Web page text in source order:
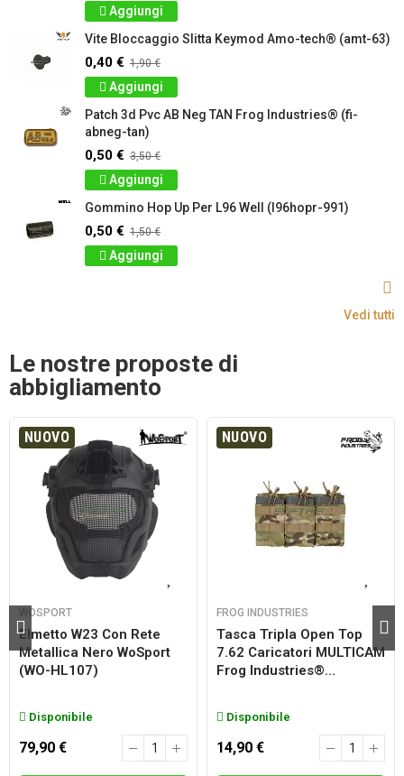
Aggiungi
Vite Bloccaggio Slitta Keymod Amo-tech® (amt-63)
0,40 € 1,90 €
Aggiungi
Patch 3d Pvc AB Neg TAN Frog Industries® (fi-
abneg-tan)
0,50 € 3,50 €
Aggiungi
Gommino Hop Up Per L96 Well (l96hopr-991)
0,50 € 1,50 €
Aggiungi
Vedi tutti
Le nostre proposte di
abbigliamento
NUOVO
WOSPORT
Elmetto W23 Con Rete
Metallica Nero WoSport
(WO-HL107)
Disponibile
79,90 €
NUOVO
FROG INDUSTRIES
Tasca Tripla Open Top
7.62 Caricatori MULTICAM
Frog Industries®...
Disponibile
14,90 €